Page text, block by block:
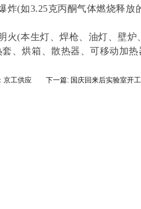
(如3.25克丙酮气体燃烧释放
火(本生灯、焊枪、油灯、壁
、烘箱、散热器、可移动加热
京工供应 下一篇: 国庆回来后实验室开